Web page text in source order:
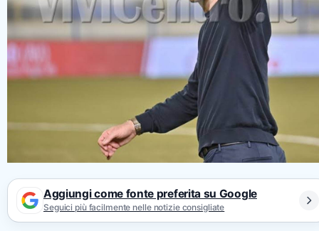
Aggiungi come fonte preferita su Google
Seguici più facilmente nelle notizie consigliate